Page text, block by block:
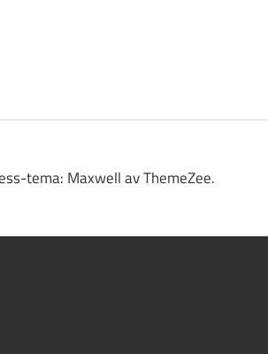
tema: Maxwell av ThemeZee.